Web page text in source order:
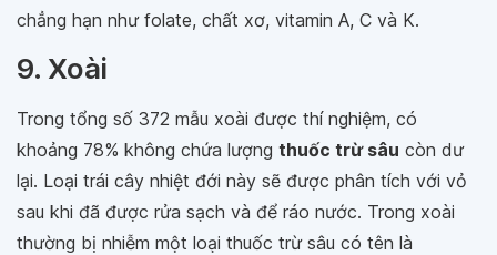
chẳng hạn như folate, chất xơ, vitamin A, C và K.
9. Xoài
Trong tổng số 372 mẫu xoài được thí nghiệm, có
khoảng 78% không chứa lượng thuốc trừ sâu còn dư
lại. Loại trái cây nhiệt đới này sẽ được phân tích với vỏ
sau khi đã được rửa sạch và để ráo nước. Trong xoài
thường bị nhiễm một loại thuốc trừ sâu có tên là